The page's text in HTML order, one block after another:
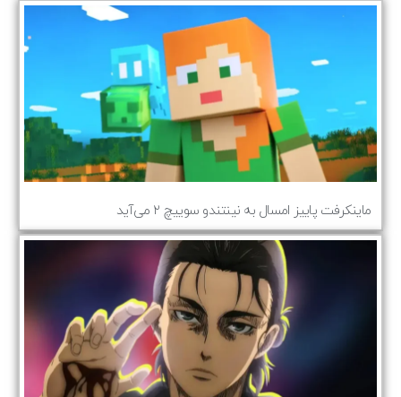
ماینکرفت پاییز امسال به نینتندو سوییچ ۲ می‌آید